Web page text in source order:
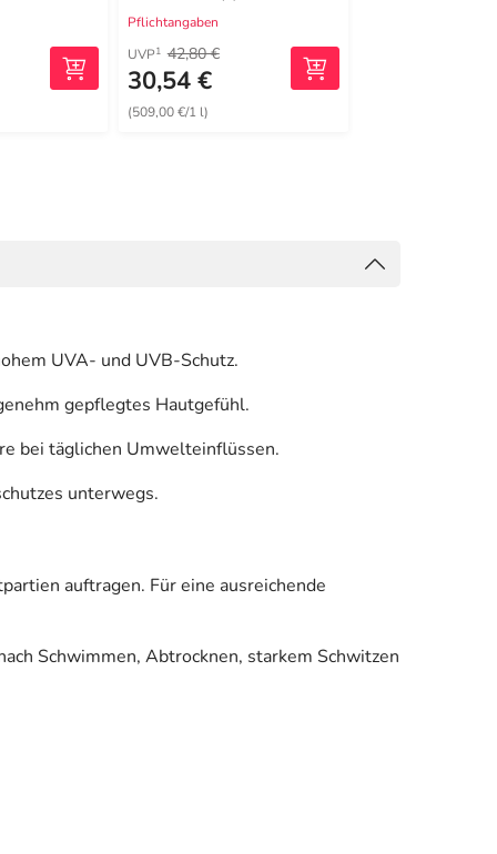
Pflichtangaben
UVP1 42,80 €
30,54 €
(509,00 €/1 l)
UVA- und UVB-Schutz.
gepflegtes Hautgefühl.
bei täglichen Umwelteinflüssen.
unterwegs.
auftragen. Für eine ausreichende
Schwimmen, Abtrocknen, starkem Schwitzen